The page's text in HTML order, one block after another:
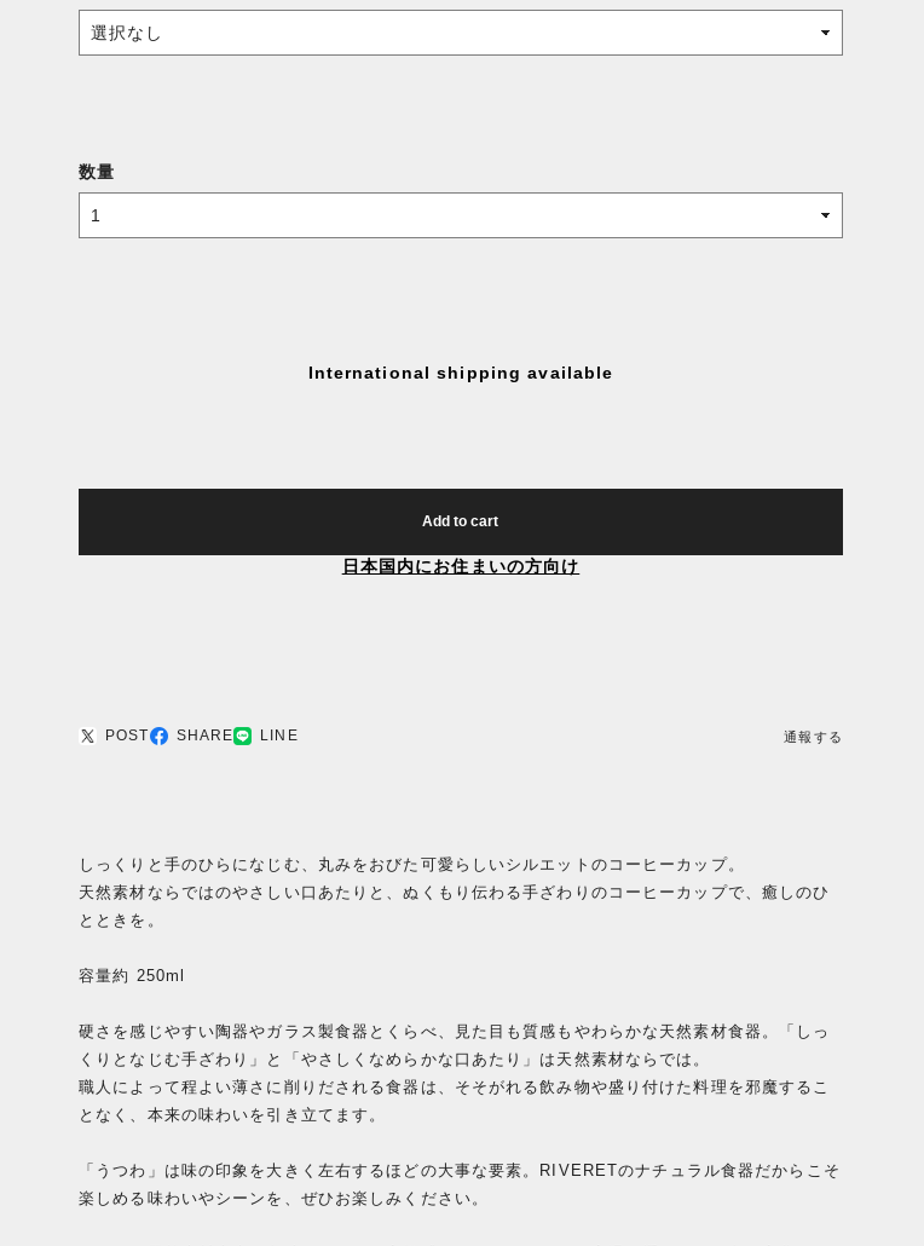
数量
International shipping available
Add to cart
日本国内にお住まいの方向け
POST SHARE LINE 通報する
しっくりと手のひらになじむ、丸みをおびた可愛らしいシルエットのコーヒーカップ。
天然素材ならではのやさしい口あたりと、ぬくもり伝わる手ざわりのコーヒーカップで、癒しのひ
とときを。
容量約 250ml
硬さを感じやすい陶器やガラス製食器とくらべ、見た目も質感もやわらかな天然素材食器。「しっ
くりとなじむ手ざわり」と「やさしくなめらかな口あたり」は天然素材ならでは。
職人によって程よい薄さに削りだされる食器は、そそがれる飲み物や盛り付けた料理を邪魔するこ
となく、本来の味わいを引き立てます。
「うつわ」は味の印象を大きく左右するほどの大事な要素。RIVERETのナチュラル食器だからこそ
楽しめる味わいやシーンを、ぜひお楽しみください。